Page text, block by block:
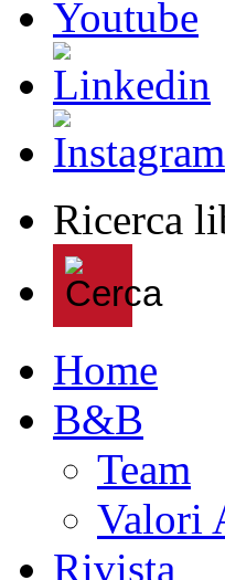
Ricerca
Home
B&B
Team
Valori
Rivista